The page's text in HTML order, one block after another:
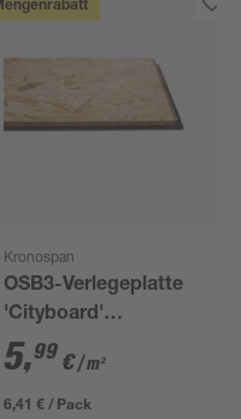
Kronospan
OSB3-Verlegeplatte
'Cityboard'
ungeschliffen 1690 x
634 x 12 mm
5,99 €/ m²
6,41 € / Pack